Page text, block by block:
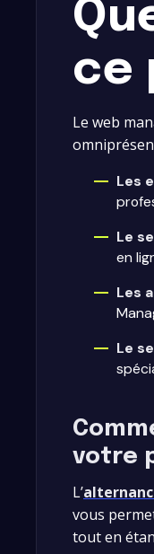
ce
Le web
Les
Le
en
Les
Le
votre
L’
vous
tout en